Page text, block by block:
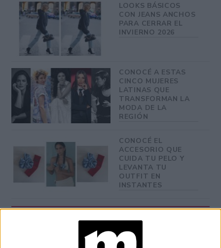
LOOKS BÁSICOS
CON JEANS ANCHOS
PARA CERRAR EL
INVIERNO 2026
CONOCÉ A ESTAS
CINCO MUJERES
LATINAS QUE
TRANSFORMAN LA
MODA DE LA
REGIÓN
CONOCÉ EL
ACCESORIO QUE
CUIDA TU PELO Y
LEVANTA TU
OUTFIT EN
INSTANTES
-Las persona de más de 50 años son consideradas
silver por franja etaria, ¿qué te parece que muestren